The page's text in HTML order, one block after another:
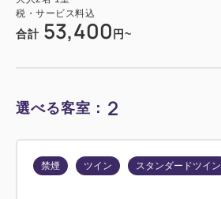
税・サービス料込
合計 53,400 円~
選べる客室： 2
禁煙 ツイン スタンダードツイン